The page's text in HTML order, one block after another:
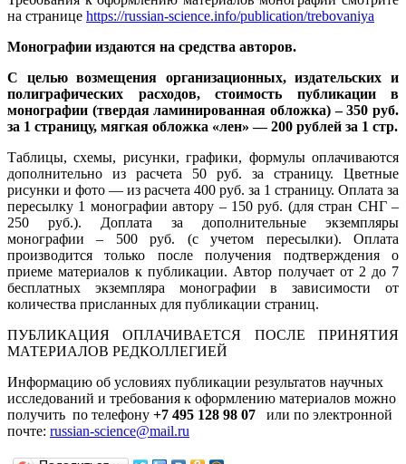
на странице https://russian-science.info/publication/trebovaniya
Монографии издаются на средства авторов.
С целью возмещения организационных, издательских и
полиграфических расходов, стоимость публикации в
монографии (твердая ламинированная обложка) – 350 руб.
за 1 страницу, мягкая обложка «лен» — 200 рублей за 1 стр.
Таблицы, схемы, рисунки, графики, формулы оплачиваются
дополнительно из расчета 50 руб. за страницу. Цветные
рисунки и фото — из расчета 400 руб. за 1 страницу. Оплата за
пересылку 1 монографии автору – 150 руб. (для стран СНГ –
250 руб.). Доплата за дополнительные экземпляры
монографии – 500 руб. (с учетом пересылки). Оплата
производится только после получения подтверждения о
приеме материалов к публикации. Автор получает от 2 до 7
бесплатных экземпляра монографии в зависимости от
количества присланных для публикации страниц.
ПУБЛИКАЦИЯ ОПЛАЧИВАЕТСЯ ПОСЛЕ ПРИНЯТИЯ
МАТЕРИАЛОВ РЕДКОЛЛЕГИЕЙ
Информацию об условиях публикации результатов научных
исследований и требования к оформлению материалов можно
получить по телефону +7 495 128 98 07
или по электронной
почте: russian-science@mail.ru